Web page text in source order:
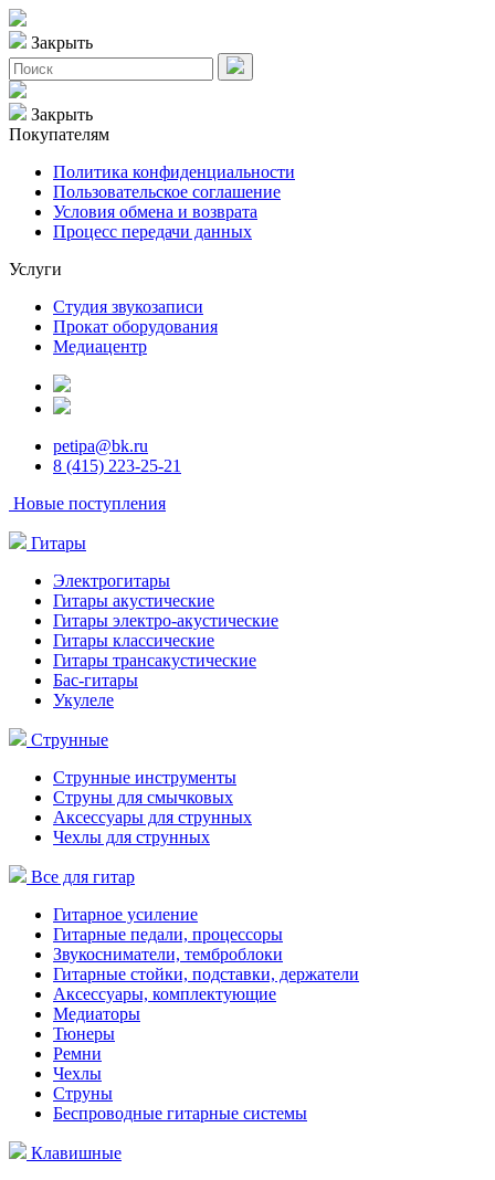
Закрыть
Закрыть
Покупателям
Политика конфиденциальности
Пользовательское соглашение
Условия обмена и возврата
Процесс передачи данных
Услуги
Студия звукозаписи
Прокат оборудования
Медиацентр
petipa@bk.ru
8 (415) 223-25-21
Новые поступления
Гитары
Электрогитары
Гитары акустические
Гитары электро-акустические
Гитары классические
Гитары трансакустические
Бас-гитары
Укулеле
Струнные
Струнные инструменты
Струны для смычковых
Аксессуары для струнных
Чехлы для струнных
Все для гитар
Гитарное усиление
Гитарные педали, процессоры
Звукосниматели, темброблоки
Гитарные стойки, подставки, держатели
Аксессуары, комплектующие
Медиаторы
Тюнеры
Ремни
Чехлы
Струны
Беспроводные гитарные системы
Клавишные